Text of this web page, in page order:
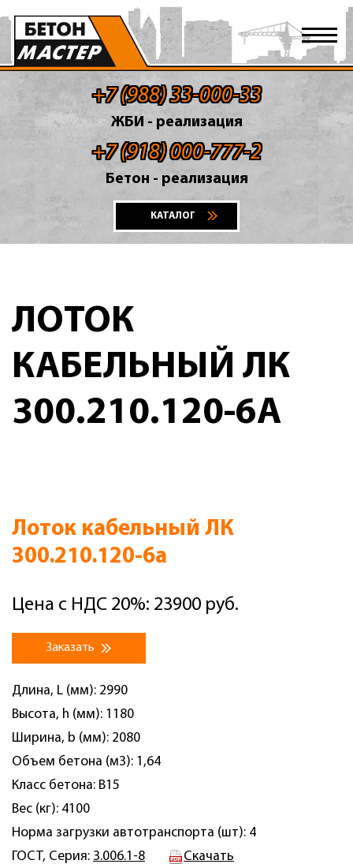
+7 (988) 33-000-33
ЖБИ - реализация
+7 (918) 000-777-2
Бетон - реализация
КАТАЛОГ
ЛОТОК
КАБЕЛЬНЫЙ ЛК
300.210.120-6А
Лоток кабельный ЛК
300.210.120-6а
Цена с НДС 20%: 23900 руб.
Заказать
Длина, L (мм): 2990
Высота, h (мм): 1180
Ширина, b (мм): 2080
Объем бетона (м3): 1,64
Класс бетона: B15
Вес (кг): 4100
Норма загрузки автотранспорта (шт): 4
ГОСТ, Серия: 3.006.1-8 Скачать